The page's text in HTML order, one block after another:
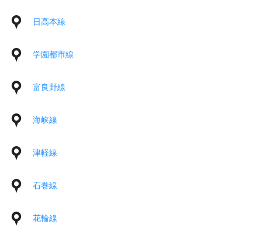
日高本線
学園都市線
富良野線
海峡線
津軽線
石巻線
花輪線